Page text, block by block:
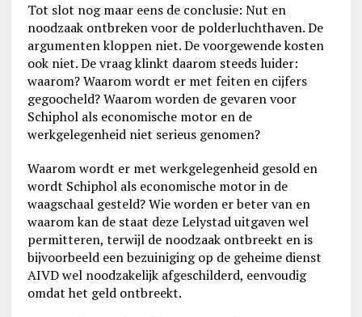
Tot slot nog maar eens de conclusie: Nut en
noodzaak ontbreken voor de polderluchthaven. De
argumenten kloppen niet. De voorgewende kosten
ook niet. De vraag klinkt daarom steeds luider:
waarom? Waarom wordt er met feiten en cijfers
gegoocheld? Waarom worden de gevaren voor
Schiphol als economische motor en de
werkgelegenheid niet serieus genomen?
Waarom wordt er met werkgelegenheid gesold en
wordt Schiphol als economische motor in de
waagschaal gesteld? Wie worden er beter van en
waarom kan de staat deze Lelystad uitgaven wel
permitteren, terwijl de noodzaak ontbreekt en is
bijvoorbeeld een bezuiniging op de geheime dienst
AIVD wel noodzakelijk afgeschilderd, eenvoudig
omdat het geld ontbreekt.